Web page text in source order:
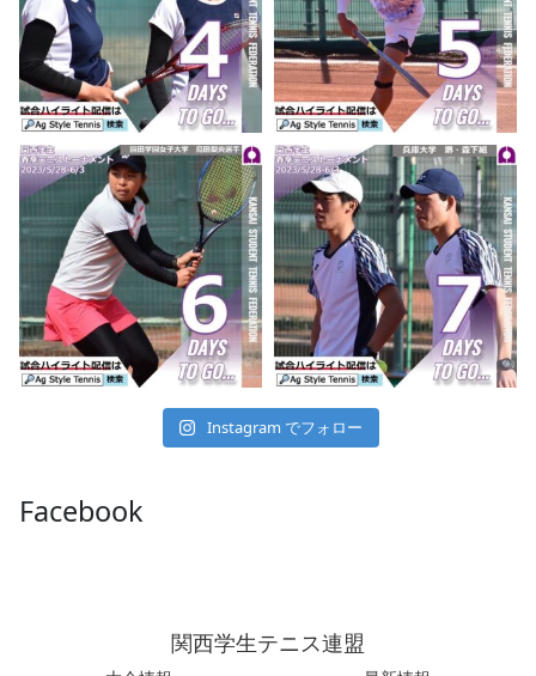
Instagram でフォロー
Facebook
関西学生テニス連盟